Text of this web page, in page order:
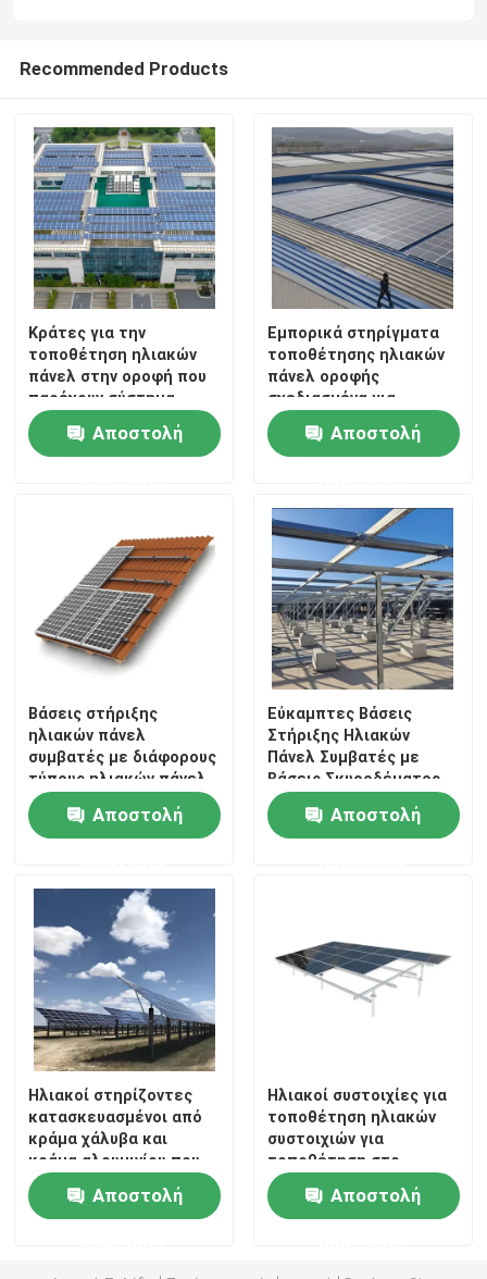
Recommended Products
Κράτες για την
τοποθέτηση ηλιακών
πάνελ στην οροφή που
παρέχουν σύστημα
υποστήριξης ηλιακών
πάνελ με ελάχιστη
Αποστολή
Εμπορικά στηρίγματα
τοποθέτησης ηλιακών
πάνελ οροφής
σχεδιασμένα για
μεταλλικές στέγες,
που προσφέρουν
Αποστολή
Βάσεις στήριξης
ηλιακών πάνελ
συμβατές με διάφορους
τύπους ηλιακών πάνελ,
παρέχοντας βιώσιμες
λύσεις στήριξης
Αποστολή
Εύκαμπτες Βάσεις
Στήριξης Ηλιακών
Πάνελ Συμβατές με
Βάσεις Σκυροδέματος,
Γείωση και
Εγκαταστάσεις σε
Κεκλιμένες Επιφάνειες
Αποστολή
Ηλιακοί στηρίζοντες
κατασκευασμένοι από
κράμα χάλυβα και
κράμα αλουμινίου που
εξασφαλίζουν
σταθερότητα και
μακροζωία
Αποστολή
Ηλιακοί συστοιχίες για
τοποθέτηση ηλιακών
συστοιχιών για
τοποθέτηση στο
έδαφος δομή από
χάλυβα εξαρτήματα
αλουμινίου κατάλληλα
Αποστολή